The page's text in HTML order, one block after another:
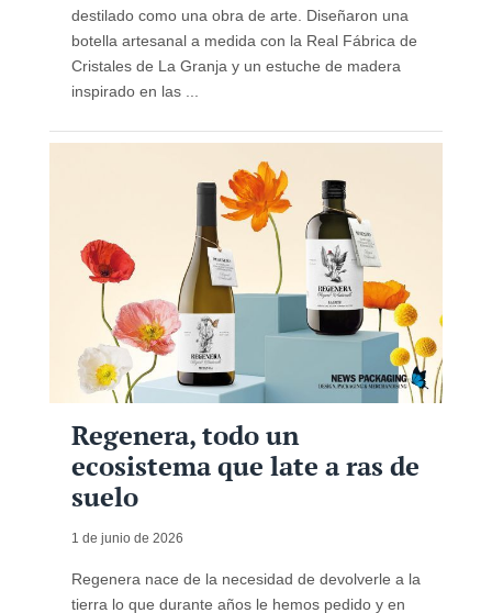
destilado como una obra de arte. Diseñaron una
botella artesanal a medida con la Real Fábrica de
Cristales de La Granja y un estuche de madera
inspirado en las ...
Regenera, todo un
ecosistema que late a ras de
suelo
1 de junio de 2026
Regenera nace de la necesidad de devolverle a la
tierra lo que durante años le hemos pedido y en